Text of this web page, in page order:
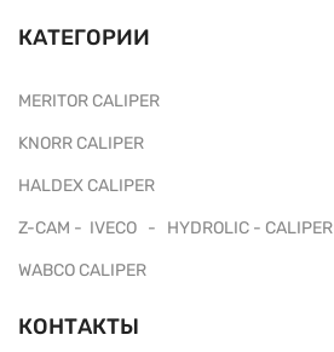
КАТЕГОРИИ
MERITOR CALIPER
KNORR CALIPER
HALDEX CALIPER
Z-CAM - IVECO - HYDROLIC - CALIPER
WABCO CALIPER
КОНТАКТЫ